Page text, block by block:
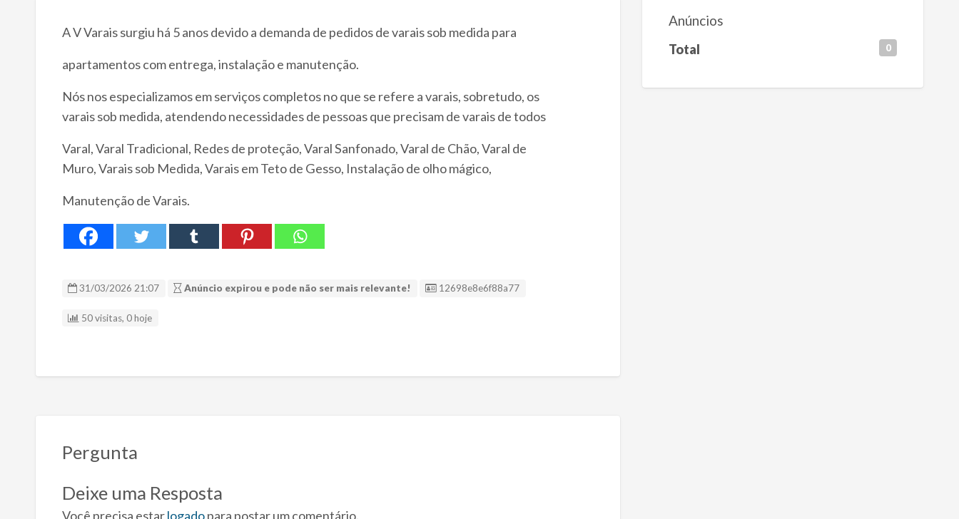
A V Varais surgiu há 5 anos devido a demanda de pedidos de varais sob medida para
apartamentos com entrega, instalação e manutenção.
Nós nos especializamos em serviços completos no que se refere a varais, sobretudo, os
varais sob medida, atendendo necessidades de pessoas que precisam de varais de todos
Varal, Varal Tradicional, Redes de proteção, Varal Sanfonado, Varal de Chão, Varal de
Muro, Varais sob Medida, Varais em Teto de Gesso, Instalação de olho mágico,
Manutenção de Varais.
31/03/2026 21:07 Anúncio expirou e pode não ser mais relevante! ID Anúncio
12698e8e6f88a77
50 visitas, 0 hoje
Pergunta
Deixe uma Resposta
Você precisa estarlogadopara postar um comentário.
Anúncios
Total 0